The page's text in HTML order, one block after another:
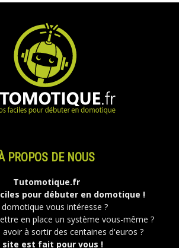
PROPOS DE NOUS
Tutomotique.fr
pour débuter en domotique !
domotique vous intéresse ?
en place un système vous-même ?
avoir à sortir des centaines d'euros ?
site est fait pour vous !